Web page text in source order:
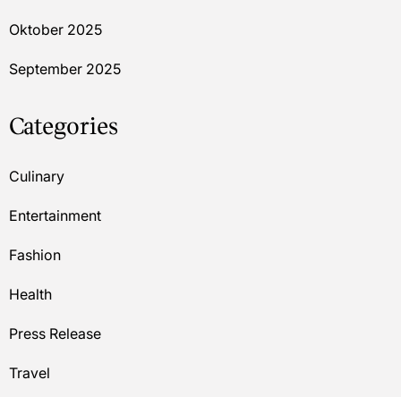
Oktober 2025
September 2025
Categories
Culinary
Entertainment
Fashion
Health
Press Release
Travel